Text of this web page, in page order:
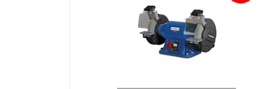
OPTIgrind GZ 30DD
OPTIgrind GZ 40C
OPTIgrind GZ 40D
OPTIpolish GU 20P (230 V)